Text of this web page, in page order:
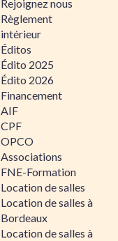
Rejoignez nous
Règlement
intérieur
Éditos
Édito 2025
Édito 2026
Financement
AIF
CPF
OPCO
Associations
FNE-Formation
Location de salles
Location de salles à
Bordeaux
Location de salles à